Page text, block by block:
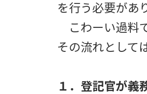
を行う必要があ
こわーい過料
その流れとして
１．登記官が義